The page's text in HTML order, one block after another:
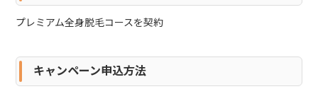
プレミアム全身脱毛コースを契約
キャンペーン申込方法